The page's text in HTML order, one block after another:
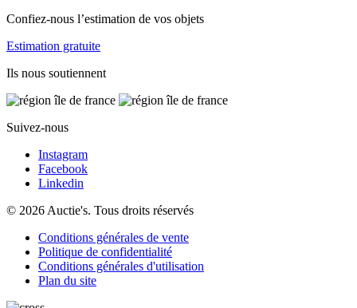
Confiez-nous l’estimation de vos objets
Estimation gratuite
Ils nous soutiennent
Suivez-nous
Instagram
Facebook
Linkedin
© 2026 Auctie's. Tous droits réservés
Conditions générales de vente
Politique de confidentialité
Conditions générales d'utilisation
Plan du site